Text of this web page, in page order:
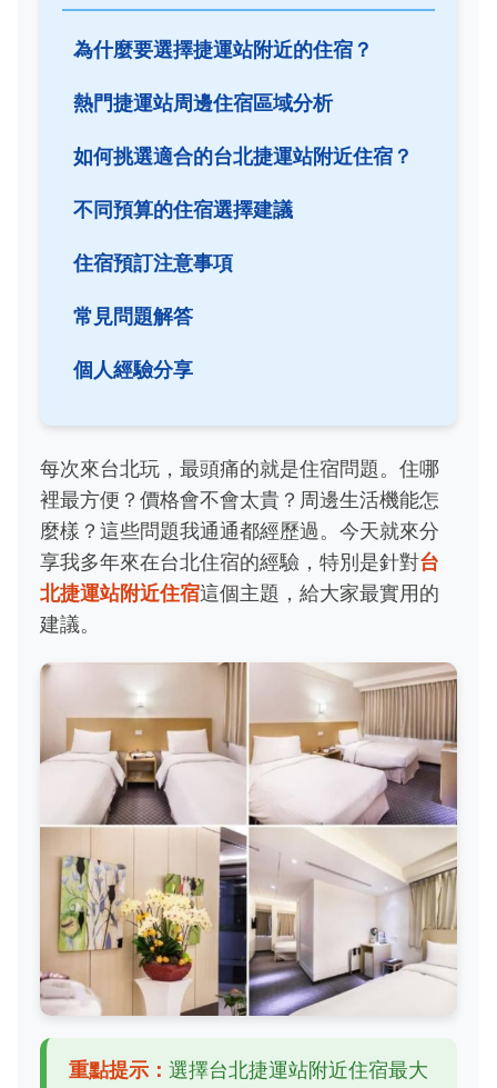
為什麼要選擇捷運站附近的住宿？
熱門捷運站周邊住宿區域分析
如何挑選適合的台北捷運站附近住宿？
不同預算的住宿選擇建議
住宿預訂注意事項
常見問題解答
個人經驗分享
每次來台北玩，最頭痛的就是住宿問題。住哪
裡最方便？價格會不會太貴？周邊生活機能怎
麼樣？這些問題我通通都經歷過。今天就來分
享我多年來在台北住宿的經驗，特別是針對台
北捷運站附近住宿這個主題，給大家最實用的
建議。
重點提示： 選擇台北捷運站附近住宿最大